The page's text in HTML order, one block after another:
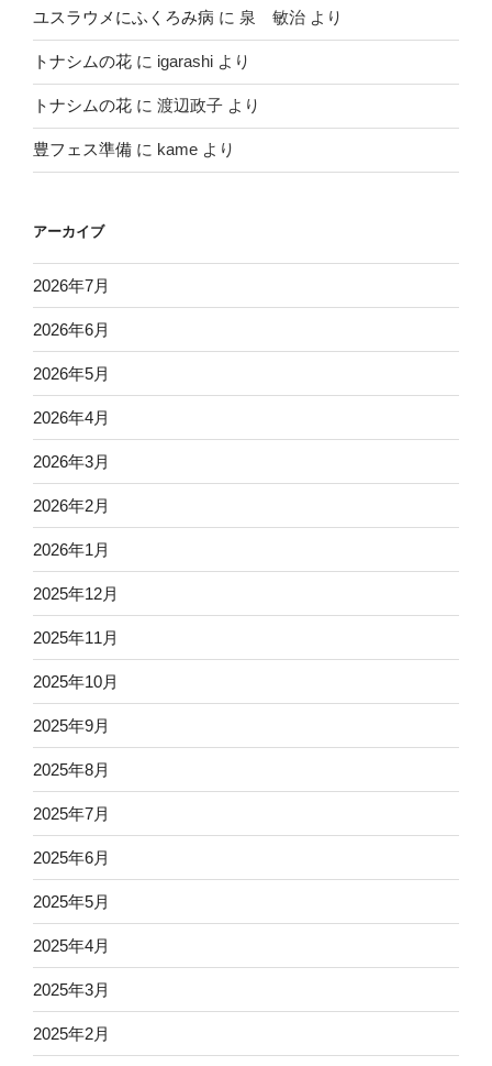
ユスラウメにふくろみ病 に 泉 敏治 より
トナシムの花 に igarashi より
トナシムの花 に 渡辺政子 より
豊フェス準備 に kame より
アーカイブ
2026年7月
2026年6月
2026年5月
2026年4月
2026年3月
2026年2月
2026年1月
2025年12月
2025年11月
2025年10月
2025年9月
2025年8月
2025年7月
2025年6月
2025年5月
2025年4月
2025年3月
2025年2月